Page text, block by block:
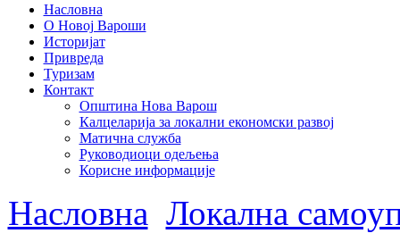
Насловна
О Новој Вароши
Историјат
Привреда
Туризам
Контакт
Општина Нова Варош
Калцеларија за локални економски развој
Матична служба
Руководиоци одељења
Корисне информације
Насловна Локална